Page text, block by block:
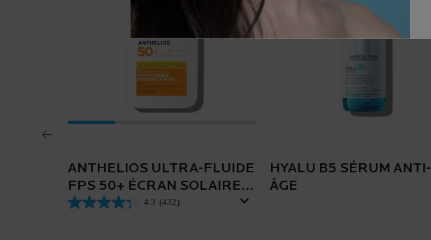
ANTHELIOS ULTRA-FLUIDE
FPS 50+ ÉCRAN SOLAIRE
POUR VISAGE
4.3 (432)
HYALU B5 SÉRUM ANTI-
ÂGE